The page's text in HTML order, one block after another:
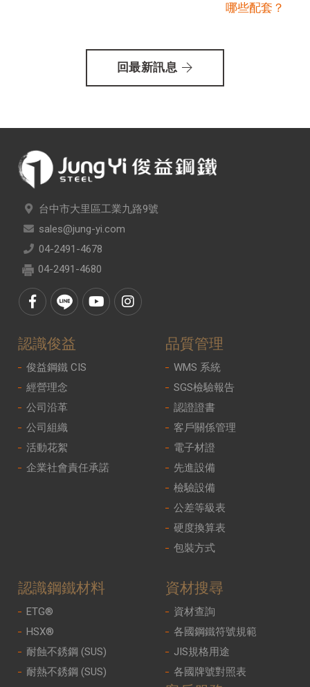
哪些配套？
回最新訊息
台中市大里區工業九路9號
sales@jung-yi.com
04-2491-4678
04-2491-4680
認識俊益
俊益鋼鐵 CIS
經營理念
公司沿革
公司組織
活動花絮
企業社會責任承諾
品質管理
WMS 系統
SGS檢驗報告
認證證書
客戶關係管理
電子材證
先進設備
檢驗設備
公差等級表
硬度換算表
包裝方式
認識鋼鐵材料
ETG®
HSX®
耐蝕不銹鋼 (SUS)
耐熱不銹鋼 (SUS)
資材搜尋
資材查詢
各國鋼鐵符號規範
JIS規格用途
各國牌號對照表